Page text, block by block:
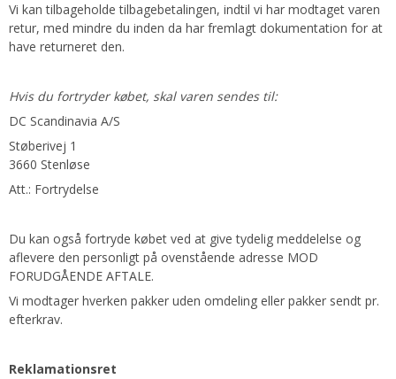
Vi kan tilbageholde tilbagebetalingen, indtil vi har modtaget varen
retur, med mindre du inden da har fremlagt dokumentation for at
have returneret den.
Hvis du fortryder købet, skal varen sendes til:
DC Scandinavia A/S
Støberivej 1
3660 Stenløse
Att.: Fortrydelse
Du kan også fortryde købet ved at give tydelig meddelelse og
aflevere den personligt på ovenstående adresse MOD
FORUDGÅENDE AFTALE.
Vi modtager hverken pakker uden omdeling eller pakker sendt pr.
efterkrav.
Reklamationsret